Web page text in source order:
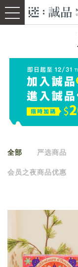
全部 严选商品
会员之夜商品优惠